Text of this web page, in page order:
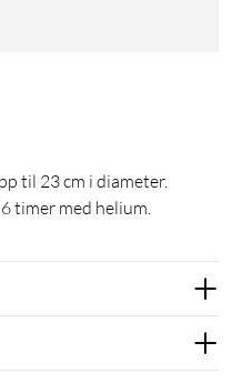
til 23 cm i diameter.
timer med helium.